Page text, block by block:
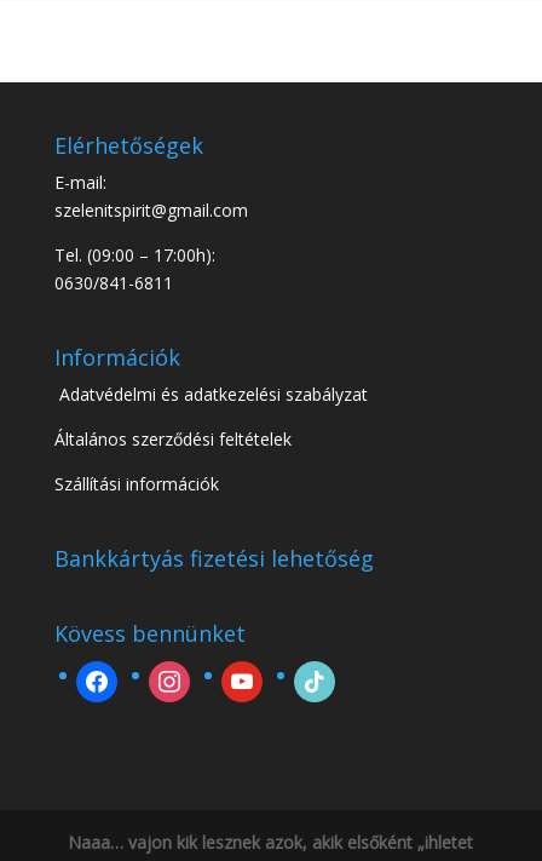
Elérhetőségek
E-mail:
szelenitspirit@gmail.com
Tel. (09:00 – 17:00h):
0630/841-6811
Információk
Adatvédelmi és adatkezelési szabályzat
Általános szerződési feltételek
Szállítási információk
Bankkártyás fizetési lehetőség
Kövess bennünket
facebook instagramyoutube tiktok
Naaa… vajon kik lesznek azok, akik elsőként „ihletet